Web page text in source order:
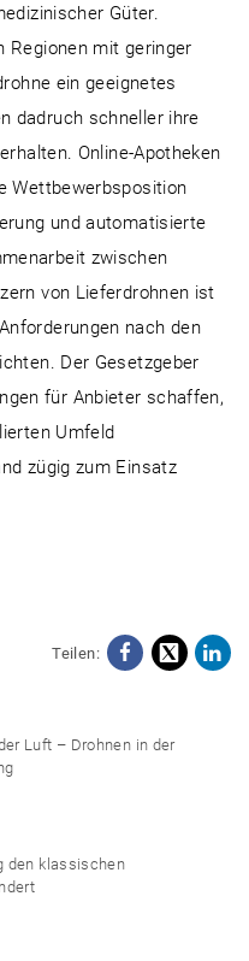
Güter.
Regionen mit geringer
ein geeignetes
dadruch schneller ihre
Online-Apotheken
Wettbewerbsposition
und automatisierte
zwischen
von Lieferdrohnen ist
nach den
Der Gesetzgeber
für Anbieter schaffen,
Umfeld
zügig zum Einsatz
Teilen: X
Luft – Drohnen in der
den klassischen